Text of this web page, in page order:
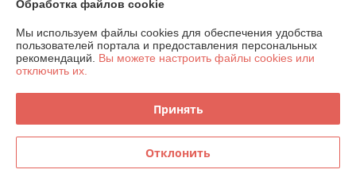
Сайт создан на платформе Deal.by
Юридическое лицо:ООО "Беланалогия"
Обработка файлов cookie
Мы используем файлы cookies для обеспечения удобства
пользователей портала и предоставления персональных
рекомендаций. Вы можете настроить файлы cookies или
отключить их.
Принять
Отклонить